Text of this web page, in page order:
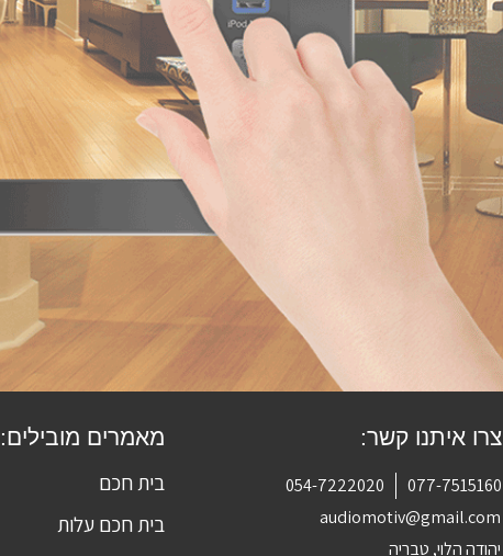
צרו איתנו קשר:
077-7515160
054-7222020
audiomotiv@gmail.com
יהודה הלוי, טבריה
מאמרים מובילים:
בית חכם
בית חכם עלות